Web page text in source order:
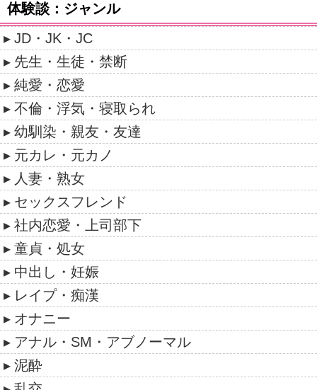
体験談：ジャンル
JD・JK・JC
先生・生徒・禁断
純愛・恋愛
不倫・浮気・寝取られ
幼馴染・親友・友達
元カレ・元カノ
人妻・熟女
セックスフレンド
社内恋愛・上司部下
童貞・処女
中出し・妊娠
レイプ・痴漢
オナニー
アナル・SM・アブノーマル
泥酔